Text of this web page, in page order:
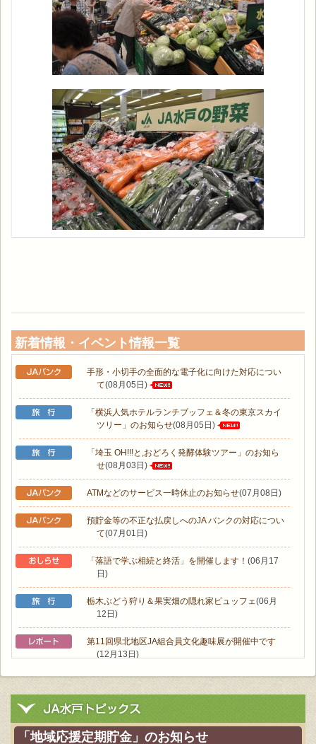
新着情報・イベント情報一覧
手形・小切手の全面的な電子化に向けた対応につい
て(08月05日)
「横浜人気ホテルランチブッフェ＆冬の東京スカイ
ツリー」のお知らせ(08月05日)
「埼玉 OH!!!と,おどろく発酵体験ツアー」のお知ら
せ(08月03日)
ATMなどのサービス一時休止のお知らせ(07月08日)
預貯金等の不正な払戻しへのJA バンクの対応につい
て(07月01日)
「落語で学ぶ相続と終活」を開催します！ (06月17
日)
栃木ぶどう狩り＆果実畑の隠れ家ビュッフェ(06月
12日)
第11回県北地区JA組合員文化趣味展が開催中です
(12月13日)
女性大学〝大人の社会科見学〟 (11月08日)
ウオーキング教室で６㎞！自然あふれる大洗町。
月08日)
「地域応援定期貯金」のお知らせ